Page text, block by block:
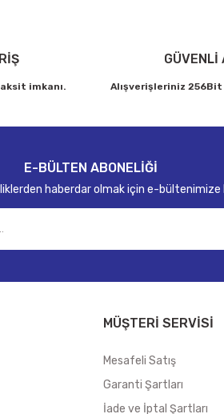
imkanı.
GÜVENLİ
Alışverişleriniz 256Bit
E-BÜLTEN ABONELİĞİ
haberdar olmak için e-bültenimize
MÜŞTERİ SERVİSİ
Mesafeli Satış
Garanti Şartları
İade ve İptal Şartları